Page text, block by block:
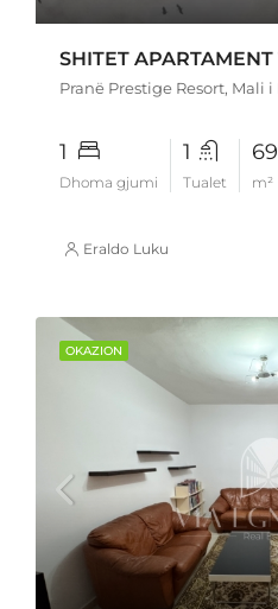
Pranë Prestige Resort, Mali
1
Dhoma gjumi
1
Tualet m²
Eraldo Luku
OKAZION